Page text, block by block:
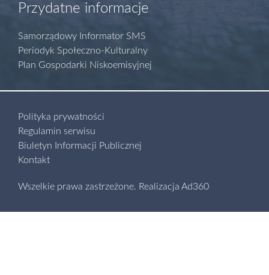
Przydatne informacje
Samorządowy Informator SMS
Periodyk Społeczno-Kulturalny
Plan Gospodarki Niskoemisyjnej
Polityka prywatności
Regulamin serwisu
Biuletyn Informacji Publicznej
Kontakt
Wszelkie prawa zastrzeżone. Realizacja Ad360